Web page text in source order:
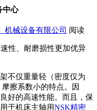
中心
机械设备有限公司 阅读
性、耐磨损性更加优异
不仅重量轻（密度仅为
擦系数小的特点。因
好的高速性能。而且，保
于机床主轴用NSK精密